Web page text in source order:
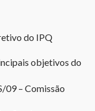
do IPQ
objetivos do
09 – Comissão